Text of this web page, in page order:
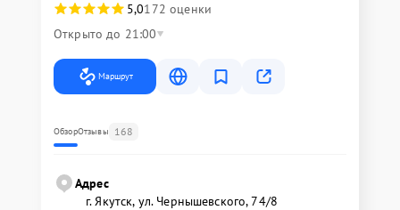
5,0172 оценки
Открыто до 21:00
Маршрут
ОбзорОтзывы 168
Адрес
г. Якутск, ул. Чернышевского, 74/8